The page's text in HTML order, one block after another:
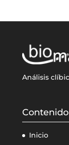
Análisis
Contenido
Inicio